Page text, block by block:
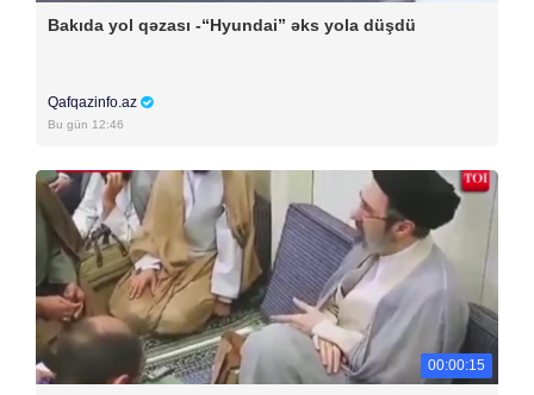
Bakıda yol qəzası -“Hyundai” əks yola düşdü
Qafqazinfo.az
Bu gün 12:46
00:00:15